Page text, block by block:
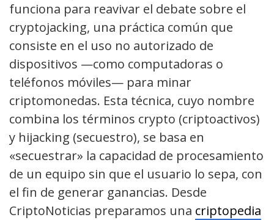
funciona para reavivar el debate sobre el
cryptojacking, una práctica común que
consiste en el uso no autorizado de
dispositivos —como computadoras o
teléfonos móviles— para minar
criptomonedas. Esta técnica, cuyo nombre
combina los términos crypto (criptoactivos)
y hijacking (secuestro), se basa en
«secuestrar» la capacidad de procesamiento
de un equipo sin que el usuario lo sepa, con
el fin de generar ganancias. Desde
CriptoNoticias preparamos una criptopedia